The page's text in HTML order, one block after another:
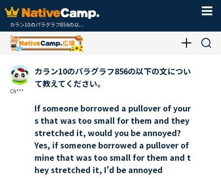
カラン10のパラグラフ856の以...
Ch***
カラン10のパラグラフ856の以下の文につい
て教えてください。
If someone borrowed a pullover of your
s that was too small for them and they
stretched it, would you be annoyed?
Yes, if someone borrowed a pullover of
mine that was too small for them and t
hey stretched it, I'd be annoyed